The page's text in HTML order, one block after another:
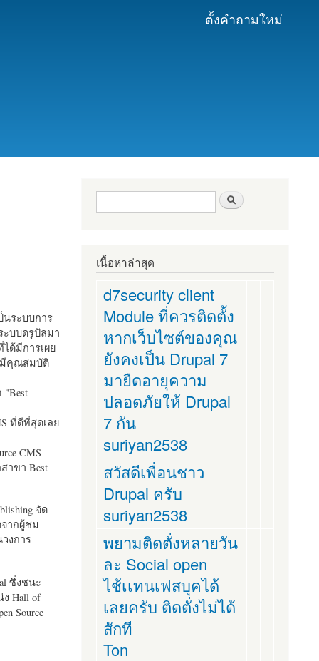
ตั้งคำถามใหม่
นระบบการ
ะบบดรูปัลมา
ด้มีการเผย
มีคุณสมบัติ
"Best
ที่ดีที่สุดเลย
CMS
าขา Best
จัด
ากผู้ชม
งการ
ซึ่งชนะ
Hall of
Source
ฟอร์มค้นหา
เนื้อหาล่าสุด
d7security client
Module ที่ควรติดตั้ง
หากเว็บไซต์ของคุณ
ยังคงเป็น Drupal 7
มายืดอายุความ
ปลอดภัยให้ Drupal
7 กัน
suriyan2538
สวัสดีเพื่อนชาว
Drupal ครับ
suriyan2538
พยามติดตั่งหลายวัน
ละ Social open
ไช้เเทนเฟสบุคได้
เลยครับ ติดตั่งไม่ได้
สักที
Ton